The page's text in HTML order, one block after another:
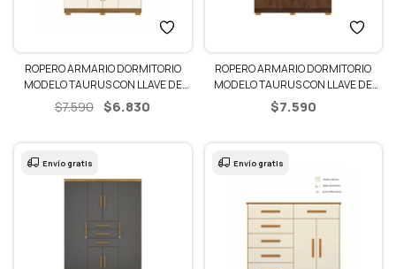
ROPERO ARMARIO DORMITORIO
MODELO TAURUS CON LLAVE DE
SEGURIDAD
$7.590 El
original
$7.590.
$6.830
actual
ROPERO ARMARIO DORMITORIO
MODELO TAURUS CON LLAVE DE
SEGURIDAD
$7.590
Envío gratis Envío gratis